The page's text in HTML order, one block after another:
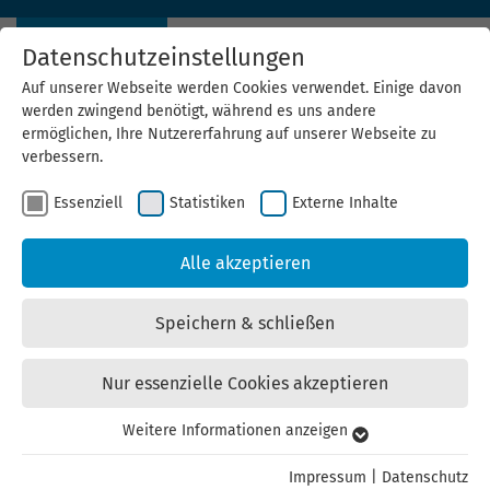
Gemeinsam und fair geht mehr:
Datenschutzeinstellungen
Auf unserer Webseite werden Cookies verwendet. Einige davon
werden zwingend benötigt, während es uns andere
ermöglichen, Ihre Nutzererfahrung auf unserer Webseite zu
verbessern.
Essenziell Statistiken Externe Inhalte
Alle akzeptieren
Speichern & schließen
Nur essenzielle Cookies akzeptieren
Essenzielle Cookies werden für grundlegende Funktionen der
Weitere Informationen anzeigen
Impressum Datenschutz